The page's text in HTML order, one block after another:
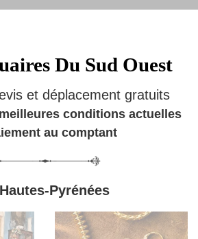
Du Sud Ouest
et déplacement gratuits
conditions actuelles
au comptant
Pyrénées